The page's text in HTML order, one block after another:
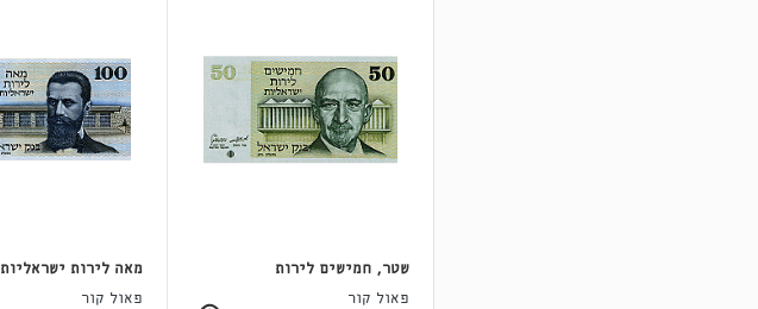
שטר, חמישים לירות
פאול קור
מאה לירות ישראליות
פאול קור